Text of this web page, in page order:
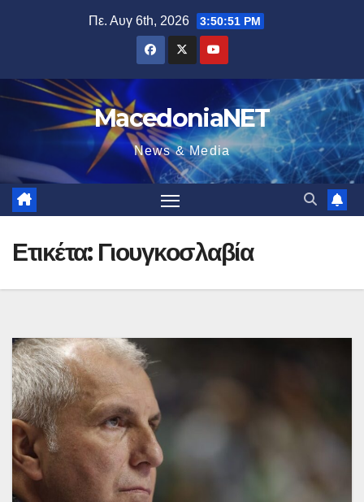
Πε. Αυγ 6th, 2026 3:50:52 PM
MacedoniaNET
News & Media
Ετικέτα: Γιουγκοσλαβία